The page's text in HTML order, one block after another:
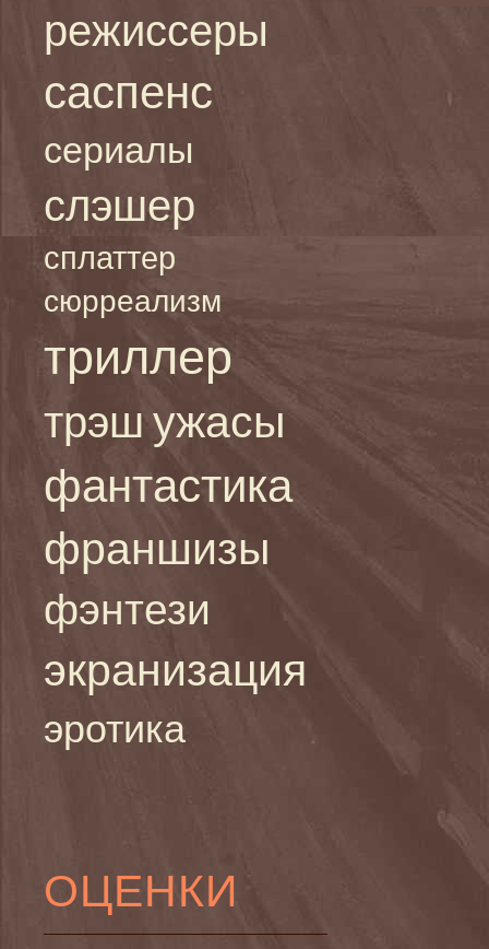
режиссеры
саспенс
сериалы
слэшер
сплаттер
сюрреализм
триллер
трэш ужасы
фантастика
франшизы
фэнтези
экранизация
эротика
ОЦЕНКИ